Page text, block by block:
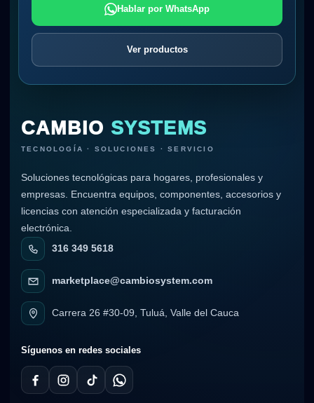
Hablar por WhatsApp
Ver productos
CAMBIO SYSTEMS
TECNOLOGÍA · SOLUCIONES · SERVICIO
Soluciones tecnológicas para hogares, profesionales y
empresas. Encuentra equipos, componentes, accesorios y
licencias con atención especializada y facturación
electrónica.
316 349 5618
marketplace@cambiosystem.com
Carrera 26 #30-09, Tuluá, Valle del Cauca
Síguenos en redes sociales